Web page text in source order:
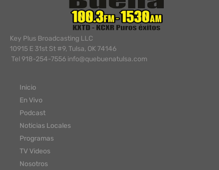
Key Plus Broadcasting LLC
10915 E 31st St #9, Tulsa, OK 74146
Tel 918-254-7556 info@quebuenatulsa.com
Inicio
En Vivo
Podcast
Noticias Locales
Programas
TV Videos
Nosotros